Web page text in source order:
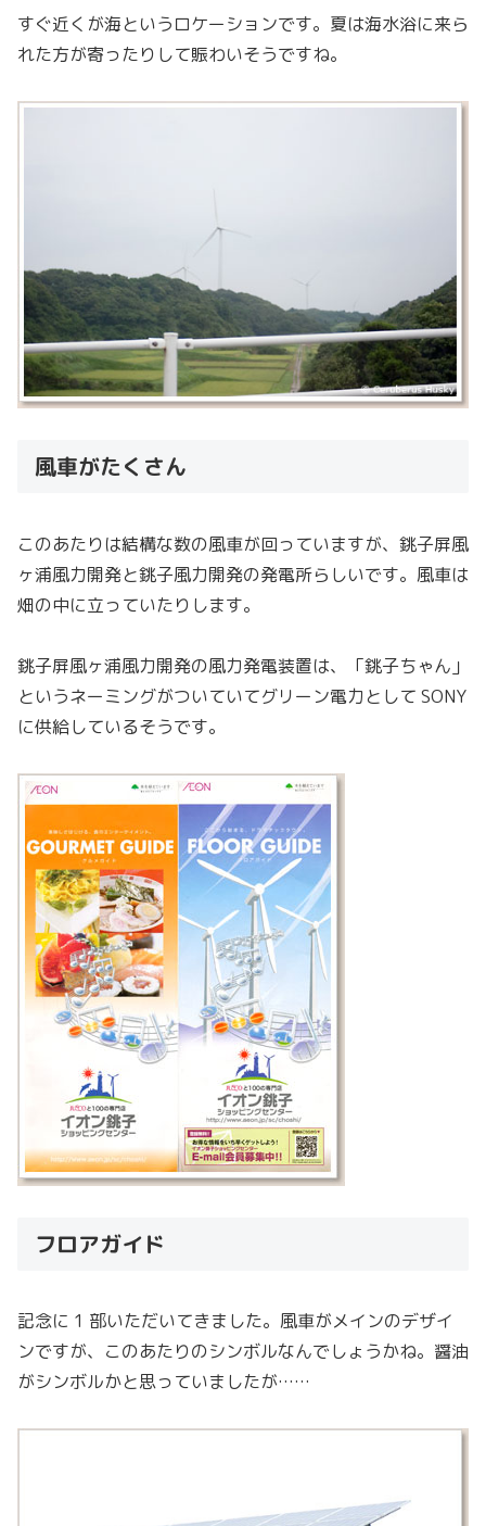
すぐ近くが海というロケーションです。夏は海水浴に来ら
れた方が寄ったりして賑わいそうですね。
風車がたくさん
このあたりは結構な数の風車が回っていますが、銚子屏風
ヶ浦風力開発と銚子風力開発の発電所らしいです。風車は
畑の中に立っていたりします。
銚子屏風ヶ浦風力開発の風力発電装置は、「銚子ちゃん」
というネーミングがついていてグリーン電力として SONY
に供給しているそうです。
フロアガイド
記念に 1 部いただいてきました。風車がメインのデザイ
ンですが、このあたりのシンボルなんでしょうかね。醤油
がシンボルかと思っていましたが……